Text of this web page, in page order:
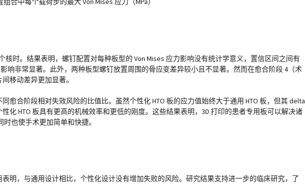
时。结果表明，螺钉配置对每种板型的 Von Mises 应力影响没有统计学意义，置信区间之间有
响非常显著。此外，两种板型螺钉放置周围的骨应变差异较小且不显著。然而在愈合阶段 4（术
移动差异更加显著。
愈合阶段相对失效风险的比值比。虽然个性化 HTO 板的应力值始终大于通用 HTO 板，但其 delta
化 HTO 板具有更高的机械效率和更低的刚度。这些结果表明，3D 打印的患者专用板可以解决诸
也使手术更加简单和快捷。
明，与通用设计相比，个性化设计没有增加失败的风险。研究结果支持进一步的临床研究，了